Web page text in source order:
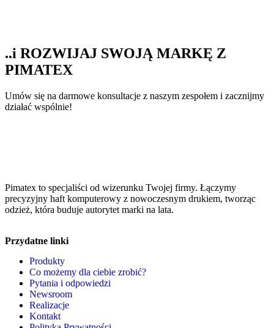
..i ROZWIJAJ SWOJĄ MARKĘ Z
PIMATEX
Umów się na darmowe konsultacje z naszym zespołem i zacznijmy
działać wspólnie!
Pimatex to specjaliści od wizerunku Twojej firmy. Łączymy
precyzyjny haft komputerowy z nowoczesnym drukiem, tworząc
odzież, która buduje autorytet marki na lata.
Przydatne linki
Produkty
Co możemy dla ciebie zrobić?
Pytania i odpowiedzi
Newsroom
Realizacje
Kontakt